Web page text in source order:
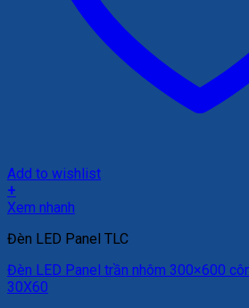
Add to wishlist
+
Xem nhanh
Đèn LED Panel TLC
Đèn LED Panel trần nhôm 300×600
30X60